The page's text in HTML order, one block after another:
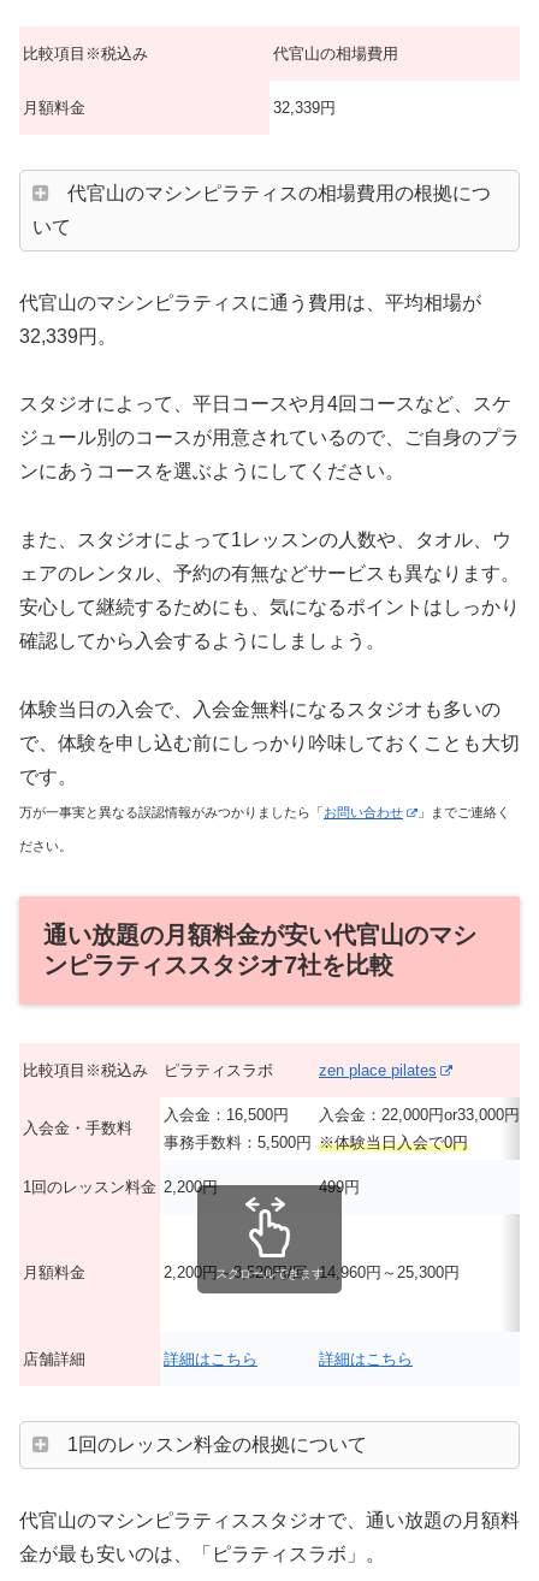
比較項目※税込み 代官山の相場費用
月額料金 32,339円
代官山のマシンピラティスの相場費用の根拠につ
いて
代官山のマシンピラティスに通う費用は、平均相場が
32,339円。
スタジオによって、平日コースや月4回コースなど、スケ
ジュール別のコースが用意されているので、ご自身のプラ
ンにあうコースを選ぶようにしてください。
また、スタジオによって1レッスンの人数や、タオル、ウ
ェアのレンタル、予約の有無などサービスも異なります。
安心して継続するためにも、気になるポイントはしっかり
確認してから入会するようにしましょう。
体験当日の入会で、入会金無料になるスタジオも多いの
で、体験を申し込む前にしっかり吟味しておくことも大切
です。
万が一事実と異なる誤認情報がみつかりましたら「お問い合わせ 」までご連絡く
ださい。
通い放題の月額料金が安い代官山のマシ
ンピラティススタジオ7社を比較
比較項目※税込み ピラティスラボ zen place pilates
入会金・手数料
入会金：16,500円
事務手数料：5,500円
入会金：22,000円or33,000円
※体験当日入会で0円
1回のレッスン料金 2,200円 499円
月額料金 2,200円～3,520円/回 14,960円～25,300円
店舗詳細 詳細はこちら 詳細はこちら
スクロールできます
1回のレッスン料金の根拠について
代官山のマシンピラティススタジオで、通い放題の月額料
金が最も安いのは、「ピラティスラボ」。